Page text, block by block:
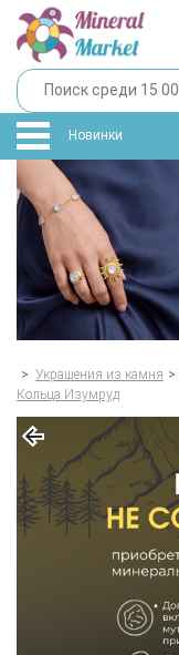
Новинки
> Украшения из камня >
Кольца Изумруд